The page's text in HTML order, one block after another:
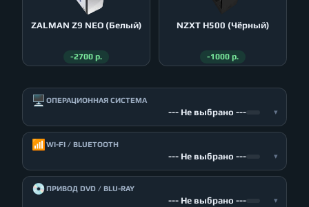
ZALMAN Z9 NEO (Белый)
-2700 р.
NZXT H500 (Чёрный)
-1000 р.
🖥️ ОПЕРАЦИОННАЯ СИСТЕМА
--- Не выбрано --- ▾
📶 WI-FI / BLUETOOTH
--- Не выбрано --- ▾
💿ПРИВОД DVD / BLU-RAY
--- Не выбрано --- ▾